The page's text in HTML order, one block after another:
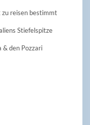
zu reisen bestimmt
Stiefelspitze
& den Pozzari